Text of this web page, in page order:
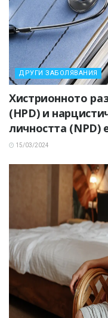
ДРУГИ ЗАБОЛЯВАНИЯ
Хистрионното
(HPD) и
личността
15/03/2024